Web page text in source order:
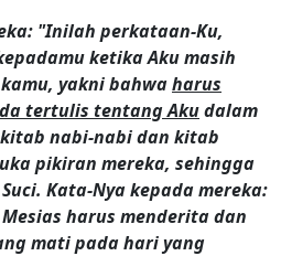
"Inilah perkataan-Ku,
ketika Aku masih
yakni bahwaharus
tertulis tentang Akudalam
nabi-nabi dan kitab
pikiran mereka, sehingga
Kata-Nya kepada mereka:
harus menderita dan
mati pada hari yang